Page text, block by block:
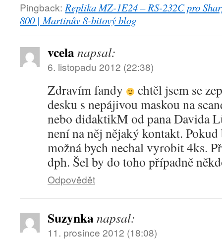
Pingback: Replika MZ-1E24 – RS-232C pro
800 | Martinův 8-bitový blog
vcelanapsal:
6. listopadu 2012 (22:38)
Zdravím fandy
chtěl jsem se
desku s nepájivou maskou na
nebo didaktikM od pana Davida
není na něj nějaký kontakt.
možná bych nechal vyrobit 4ks.
dph. Šel by do toho případně
Odpovědět
Suzynkanapsal:
11. prosince 2012 (18:08)